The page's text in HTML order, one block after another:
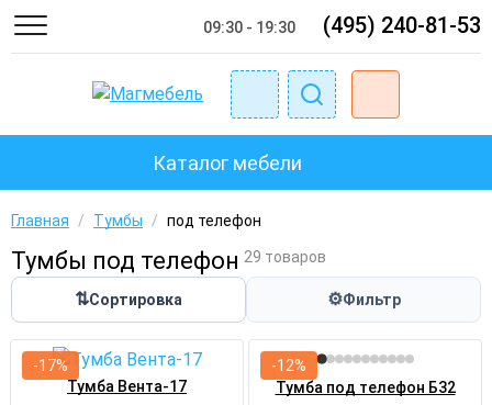
09:30 - 19:30 (495) 240-81-53
Каталог мебели
Главная / Тумбы / под телефон
Тумбы под телефон 29 товаров
⇅Сортировка ⚙Фильтр
Тумба Вента-17
-17%
Тумба под телефон Б32
-12%